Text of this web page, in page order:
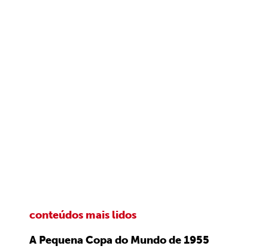
conteúdos mais lidos
A Pequena Copa do Mundo de 1955